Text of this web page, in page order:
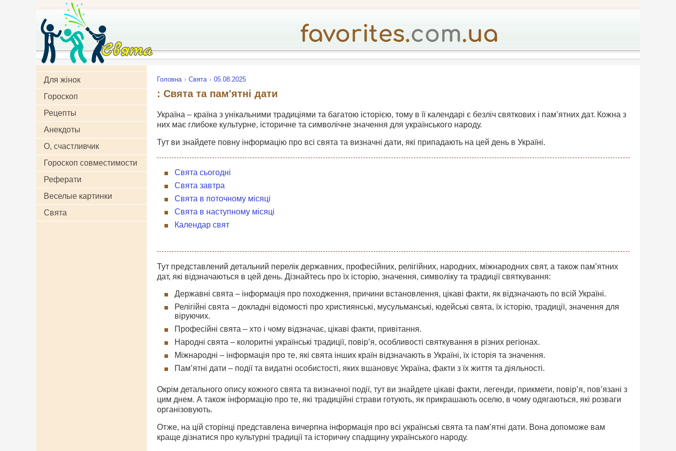
Для жінок
Гороскоп
Рецепты
Анекдоты
О, счастливчик
Гороскоп совместимости
Реферати
Веселые картинки
Свята
Головна Свята 05.08.2025
: Свята та пам'ятні дати
Україна – країна з унікальними традиціями та багатою історією, тому в її календарі є безліч святкових і пам’ятних дат. Кожна з
них має глибоке культурне, історичне та символічне значення для українського народу.
Тут ви знайдете повну інформацію про всі свята та визначні дати, які припадають на цей день в Україні.
Свята сьогодні
Свята завтра
Свята в поточному місяці
Свята в наступному місяці
Календар свят
Тут представлений детальний перелік державних, професійних, релігійних, народних, міжнародних свят, а також пам’ятних
дат, які відзначаються в цей день. Дізнайтесь про їх історію, значення, символіку та традиції святкування:
Державні свята – інформація про походження, причини встановлення, цікаві факти, як відзначають по всій Україні.
Релігійні свята – докладні відомості про християнські, мусульманські, юдейські свята, їх історію, традиції, значення для
віруючих.
Професійні свята – хто і чому відзначає, цікаві факти, привітання.
Народні свята – колоритні українські традиції, повір’я, особливості святкування в різних регіонах.
Міжнародні – інформація про те, які свята інших країн відзначають в Україні, їх історія та значення.
Пам’ятні дати – події та видатні особистості, яких вшановує Україна, факти з їх життя та діяльності.
Окрім детального опису кожного свята та визначної події, тут ви знайдете цікаві факти, легенди, прикмети, повір’я, пов’язані з
цим днем. А також інформацію про те, які традиційні страви готують, як прикрашають оселю, в чому одягаються, які розваги
організовують.
Отже, на цій сторінці представлена вичерпна інформація про всі українські свята та пам’ятні дати. Вона допоможе вам
краще дізнатися про культурні традиції та історичну спадщину українського народу.